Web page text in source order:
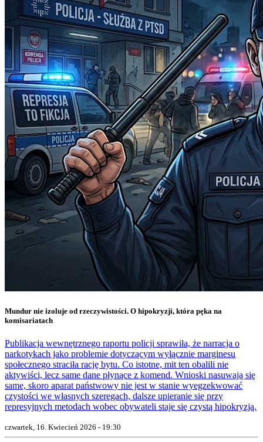
Mundur nie izoluje od rzeczywistości. O hipokryzji, która pęka na
komisariatach
Publikacja wewnętrznego raportu policji sprawiła, że narracja o
narkotykach jako problemie dotyczącym wyłącznie marginesu
społecznego straciła rację bytu. Co istotne, mit ten obalili nie
aktywiści, lecz same dane płynące z komend. Wnioski nasuwają się
same, skoro aparat państwowy nie jest w stanie wyegzekwować
czystości we własnych szeregach, dalsze upieranie się przy
represyjnych metodach wobec obywateli staje się czystą hipokryzją.
czwartek, 16. Kwiecień 2026 - 19:30